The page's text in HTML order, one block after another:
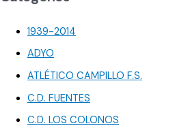
1939-2014
ADYO
ATLÉTICO CAMPILLO F.S.
C.D. FUENTES
C.D. LOS COLONOS